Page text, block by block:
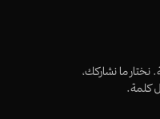
ما نشاركك،
كلمة.